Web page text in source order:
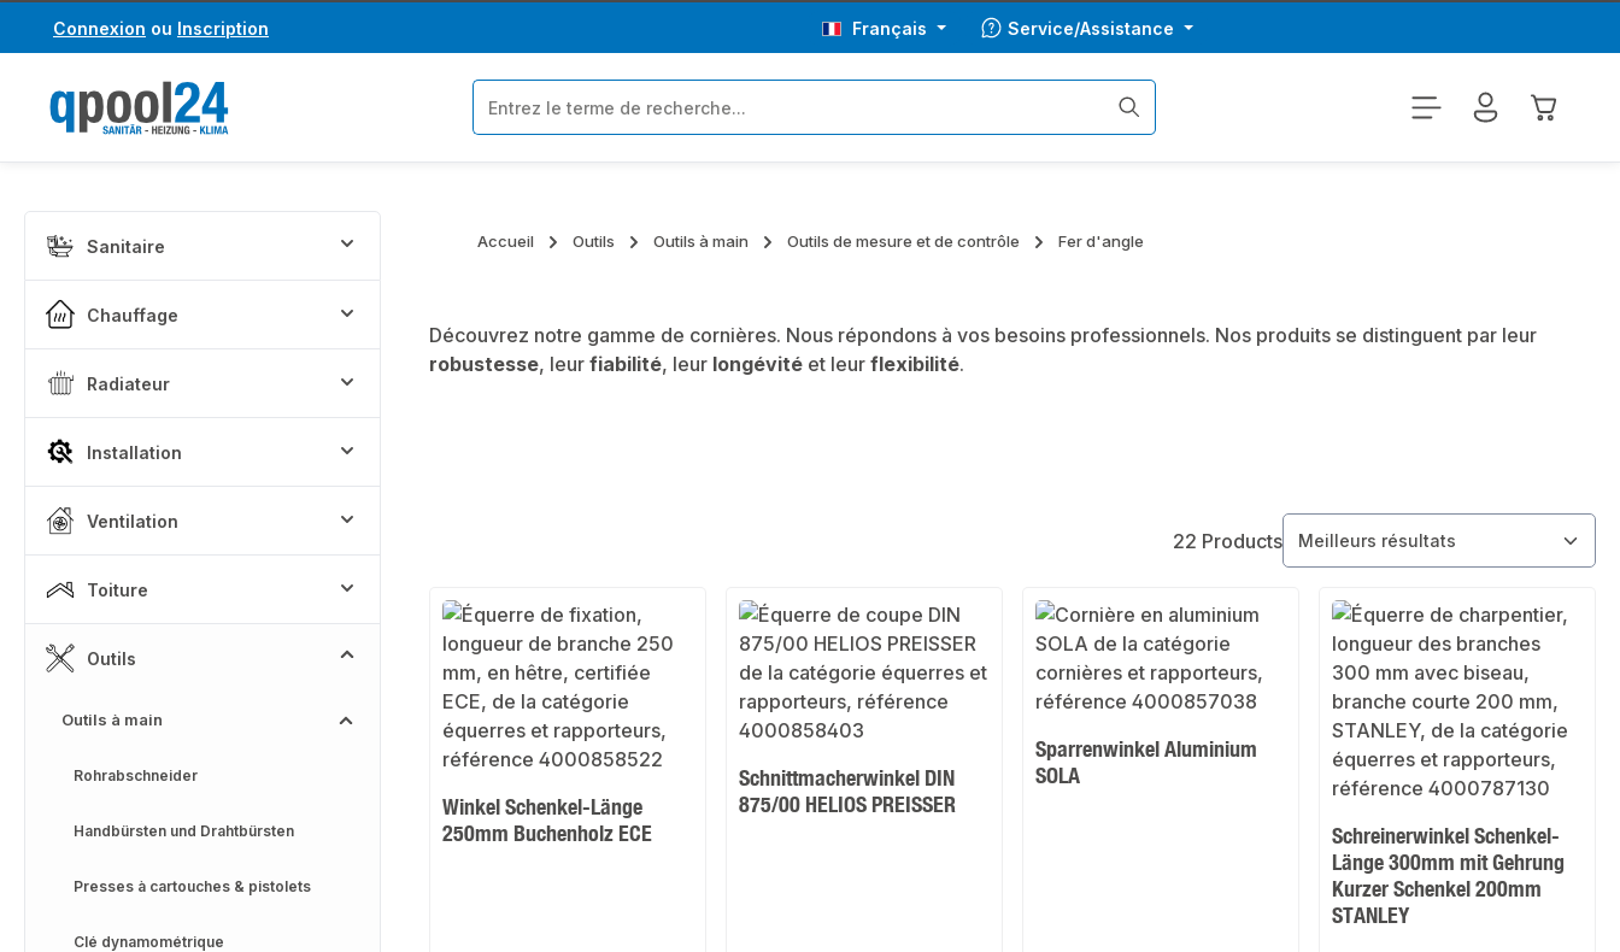
au contenu principal
Passer à la recherche
Connexion ou Inscription Français Service/Assistance
Le
Sanitaire
Chauffage
Radiateur
Installation
Ventilation
Toiture
Outils
Outils à main
Rohrabschneider
Handbürsten und Drahtbürsten
Presses à cartouches & pistolets
Clé dynamométrique
Accueil Outils Outils à main Outils de mesure et de contrôle Fer d'angle
Découvrez notre gamme de cornières. Nous répondons à vos besoins professionnels. Nos produits se distinguent par leur
robustesse, leur fiabilité, leur longévité et leur flexibilité.
22 Products
Winkel Schenkel-Länge
250mm Buchenholz ECE
Schnittmacherwinkel DIN
875/00 HELIOS PREISSER
Sparrenwinkel Aluminium
SOLA
Schreinerwinkel Schenkel-
Länge 300mm mit Gehrung
Kurzer Schenkel 200mm
STANLEY